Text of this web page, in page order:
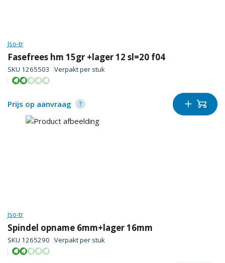
Jso-tr
Fasefrees hm 15gr +lager 12 sl=20 f04
SKU 1265503 Verpakt per stuk
Prijs op aanvraag
Jso-tr
Spindel opname 6mm+lager 16mm
SKU 1265290 Verpakt per stuk